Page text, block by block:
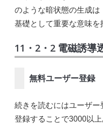
のような暗状態の生成
基礎として重要な意味を
11・2・2 電磁誘導
無料ユーザー登録
続きを読むにはユーザー
登録することで3000以